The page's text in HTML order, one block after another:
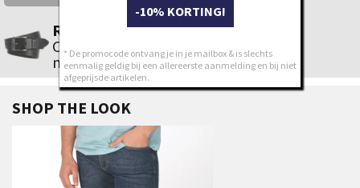
Riem nodig ?
Check ons ruim aanbod met de juiste
maatindicatie.
SHOP THE LOOK
-10% KORTING!
* De promocode ontvang je in je mailbox & is slechts
eenmalig geldig bij een allereerste aanmelding en bij niet
afgeprijsde artikelen.